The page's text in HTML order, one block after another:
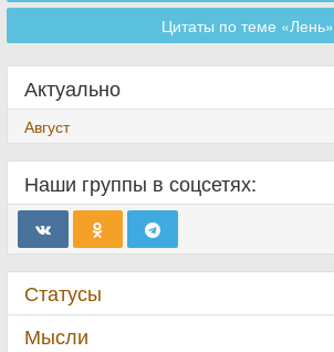
Цитаты по теме «Лень»
Актуально
Август
Наши группы в соцсетях:
Статусы
Мысли